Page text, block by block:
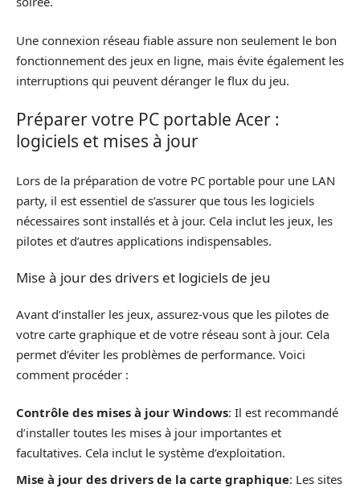
Une connexion réseau fiable assure non seulement le bon
fonctionnement des jeux en ligne, mais évite également les
interruptions qui peuvent déranger le flux du jeu.
Préparer votre PC portable Acer :
logiciels et mises à jour
Lors de la préparation de votre PC portable pour une LAN
party, il est essentiel de s’assurer que tous les logiciels
nécessaires sont installés et à jour. Cela inclut les jeux, les
pilotes et d’autres applications indispensables.
Mise à jour des drivers et logiciels de jeu
Avant d’installer les jeux, assurez-vous que les pilotes de
votre carte graphique et de votre réseau sont à jour. Cela
permet d’éviter les problèmes de performance. Voici
comment procéder :
Contrôle des mises à jour Windows: Il est recommandé
d’installer toutes les mises à jour importantes et
facultatives. Cela inclut le système d’exploitation.
Mise à jour des drivers de la carte graphique: Les sites